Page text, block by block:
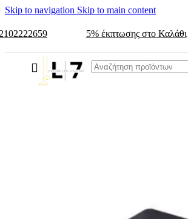
Skip to navigation Skip to main content
5% έκπτωσης στο Καλάθι